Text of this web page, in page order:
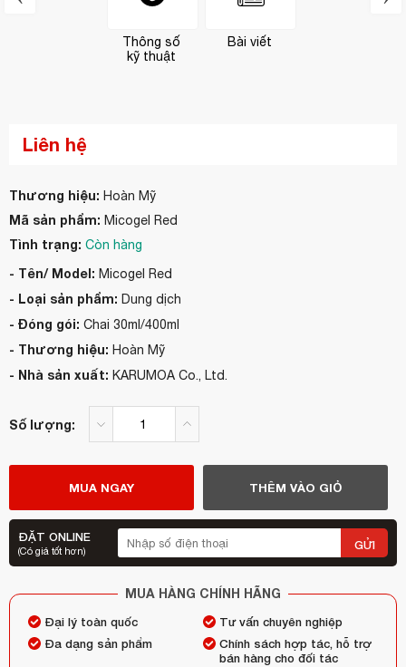
Thông số
kỹ thuật
Bài viết
Liên hệ
Thương hiệu: Hoàn Mỹ
Mã sản phẩm: Micogel Red
Tình trạng: Còn hàng
- Tên/ Model: Micogel Red
- Loại sản phẩm: Dung dịch
- Đóng gói: Chai 30ml/400ml
- Thương hiệu: Hoàn Mỹ
- Nhà sản xuất: KARUMOA Co., Ltd.
Số lượng:
MUA NGAY THÊM VÀO GIỎ
ĐẶT ONLINE
(Có giá tốt hơn) GỬI
MUA HÀNG CHÍNH HÃNG
Đại lý toàn quốc
Tư vấn chuyên nghiệp
Đa dạng sản phẩm
Chính sách hợp tác, hỗ trợ
bán hàng cho đối tác